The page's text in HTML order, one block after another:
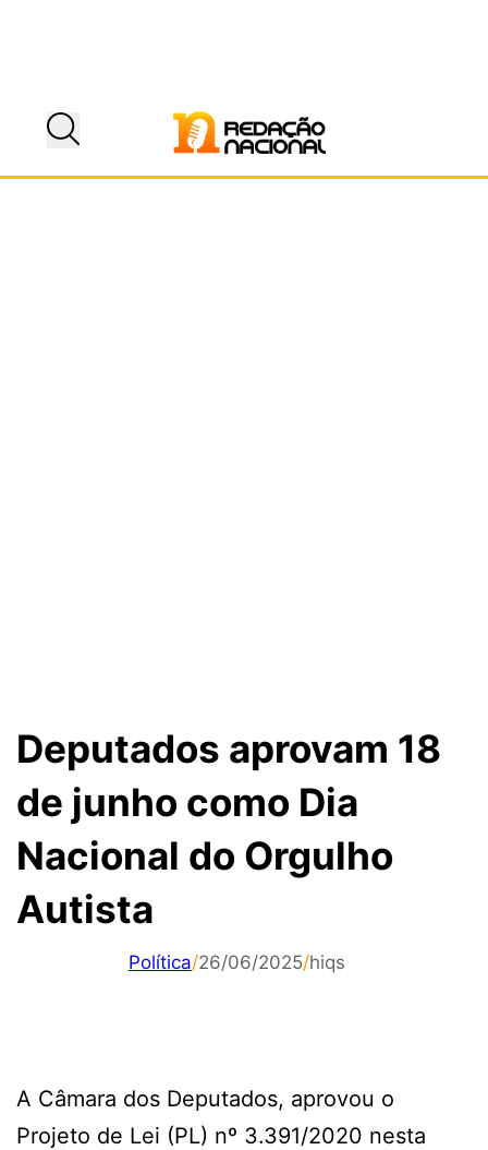
Deputados aprovam 18
de junho como Dia
Nacional do Orgulho
Autista
Política/26/06/2025/hiqs
A Câmara dos Deputados, aprovou o
Projeto de Lei (PL) nº 3.391/2020 nesta